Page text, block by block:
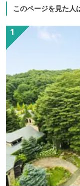
このページを見た人